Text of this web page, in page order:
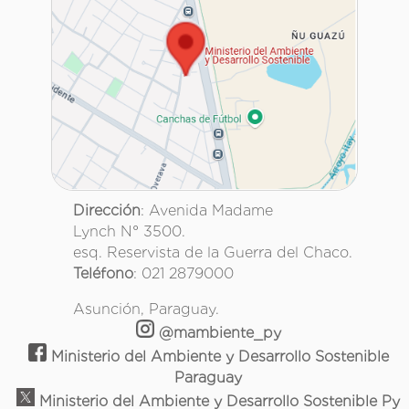
Dirección: Avenida Madame
Lynch N° 3500.
esq. Reservista de la Guerra del Chaco.
Teléfono: 021 2879000
Asunción, Paraguay.
@mambiente_py
Ministerio del Ambiente y Desarrollo Sostenible
Paraguay
Ministerio del Ambiente y Desarrollo Sostenible Py